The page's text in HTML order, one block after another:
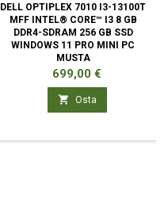
DELL OPTIPLEX 7010 I3-13100T
MFF INTEL® CORE™ I3 8 GB
DDR4-SDRAM 256 GB SSD
WINDOWS 11 PRO MINI PC
MUSTA
Hinta
699,00 €
 Osta